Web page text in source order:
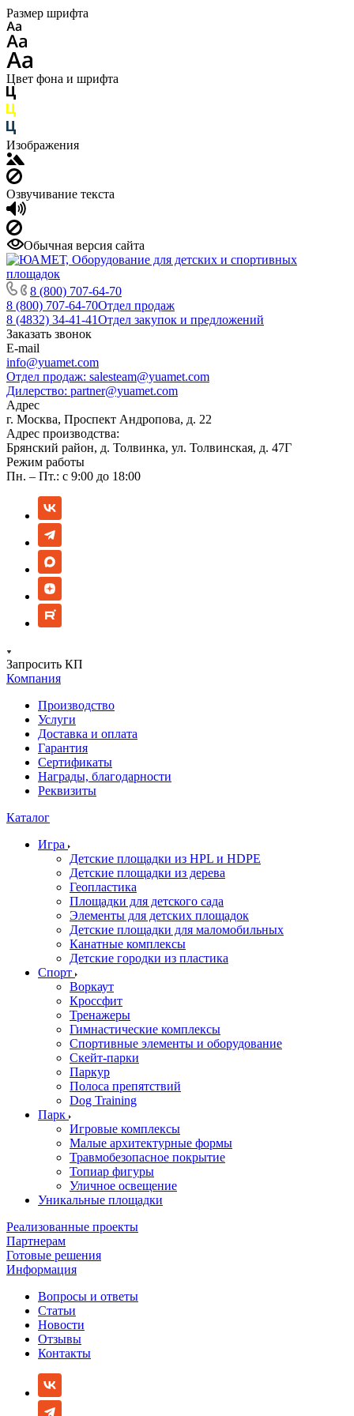
Размер шрифта
Цвет фона и шрифта
Изображения
Озвучивание текста
Обычная версия сайта
8 (800) 707-64-70
8 (800) 707-64-70Отдел продаж
8 (4832) 34-41-41Отдел закупок и предложений
Заказать звонок
E-mail
info@yuamet.com
Отдел продаж: salesteam@yuamet.com
Дилерство: partner@yuamet.com
Адрес
г. Москва, Проспект Андропова, д. 22
Адрес производства:
Брянский район, д. Толвинка, ул. Толвинская, д. 47Г
Режим работы
Пн. – Пт.: с 9:00 до 18:00
Запросить КП
Компания
Производство
Услуги
Доставка и оплата
Гарантия
Сертификаты
Награды, благодарности
Реквизиты
Каталог
Игра
Детские площадки из HPL и HDPE
Детские площадки из дерева
Геопластика
Площадки для детского сада
Элементы для детских площадок
Детские площадки для маломобильных
Канатные комплексы
Детские городки из пластика
Спорт
Воркаут
Кроссфит
Тренажеры
Гимнастические комплексы
Спортивные элементы и оборудование
Скейт-парки
Паркур
Полоса препятствий
Dog Training
Парк
Игровые комплексы
Малые архитектурные формы
Травмобезопасное покрытие
Топиар фигуры
Уличное освещение
Уникальные площадки
Реализованные проекты
Партнерам
Готовые решения
Информация
Вопросы и ответы
Статьи
Новости
Отзывы
Контакты